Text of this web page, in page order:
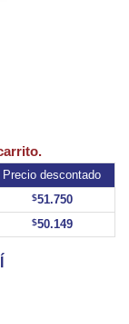
Precio descontado
$51.750
$50.149